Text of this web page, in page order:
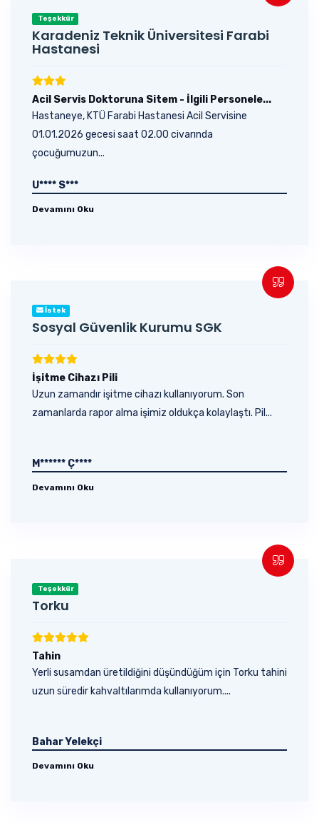
Teşekkür
Karadeniz Teknik Üniversitesi Farabi
Hastanesi
Acil Servis Doktoruna Sitem - İlgili Personele...
Hastaneye, KTÜ Farabi Hastanesi Acil Servisine
01.01.2026 gecesi saat 02.00 civarında
çocuğumuzun...
U**** S***
Devamını Oku
İstek
Sosyal Güvenlik Kurumu SGK
İşitme Cihazı Pili
Uzun zamandır işitme cihazı kullanıyorum. Son
zamanlarda rapor alma işimiz oldukça kolaylaştı. Pil...
M****** Ç****
Devamını Oku
Teşekkür
Torku
Tahin
Yerli susamdan üretildiğini düşündüğüm için Torku tahini
uzun süredir kahvaltılarımda kullanıyorum....
Bahar Yelekçi
Devamını Oku